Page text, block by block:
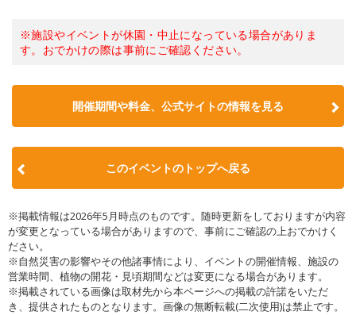
※施設やイベントが休園・中止になっている場合がありま
す。おでかけの際は事前にご確認ください。
開催期間や料金、公式サイトの情報を見る
このイベントのトップへ戻る
※掲載情報は2026年5月時点のものです。随時更新をしておりますが内容
が変更となっている場合がありますので、事前にご確認の上おでかけく
ださい。
※自然災害の影響やその他諸事情により、イベントの開催情報、施設の
営業時間、植物の開花・見頃期間などは変更になる場合があります。
※掲載されている画像は取材先から本ページへの掲載の許諾をいただ
き、提供されたものとなります。画像の無断転載(二次使用)は禁止です。